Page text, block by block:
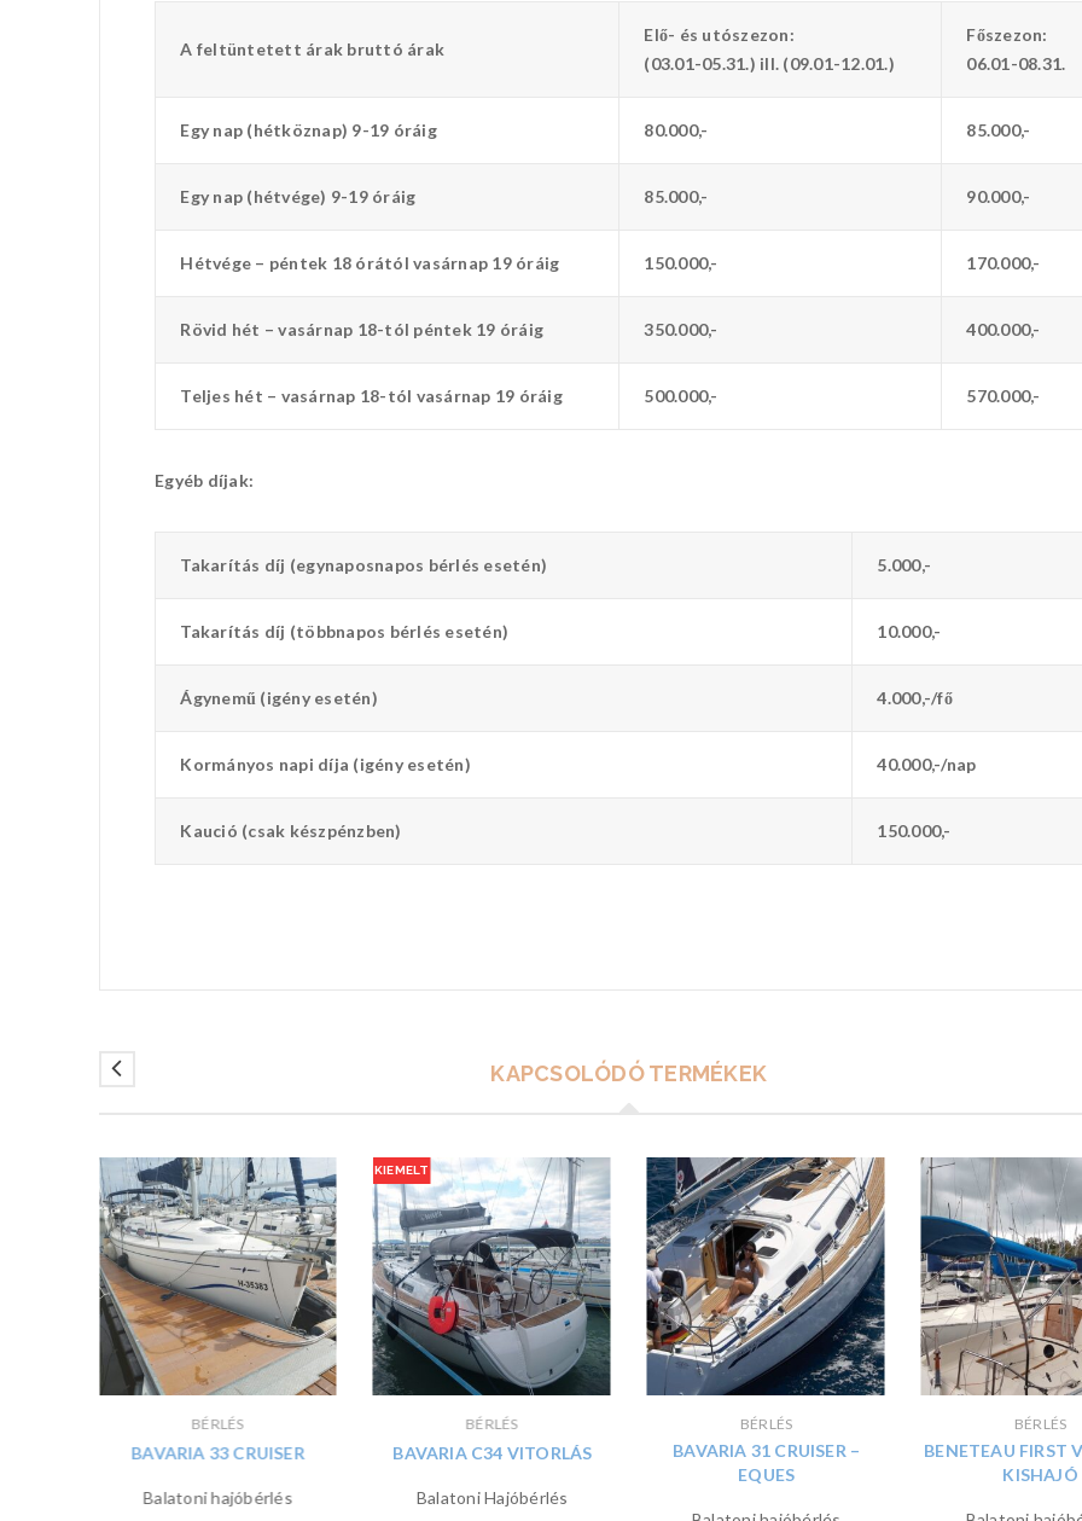
A feltüntetett árak bruttó árak
Elő- és utószezon:
(03.01-05.31.) ill. (09.01-12.01.)
Főszezon:
06.01-08.31.
Egy nap (hétköznap) 9-19 óráig 80.000,- 85.000,-
Egy nap (hétvége) 9-19 óráig 85.000,- 90.000,-
Hétvége – péntek 18 órától vasárnap 19 óráig 150.000,- 170.000,-
Rövid hét – vasárnap 18-tól péntek 19 óráig 350.000,- 400.000,-
Teljes hét – vasárnap 18-tól vasárnap 19 óráig 500.000,- 570.000,-
Egyéb díjak:
Takarítás díj (egynaposnapos bérlés esetén) 5.000,-
Takarítás díj (többnapos bérlés esetén) 10.000,-
Ágynemű (igény esetén) 4.000,-/fő
Kormányos napi díja (igény esetén) 40.000,-/nap
Kaució (csak készpénzben) 150.000,-
KAPCSOLÓDÓ TERMÉKEK
BÉRLÉS
BAVARIA 33 CRUISER
Balatoni hajóbérlés
KIEMELT
BÉRLÉS
BAVARIA C34 VITORLÁS
Balatoni Hajóbérlés
BÉRLÉS
BAVARIA 31 CRUISER –
EQUES
BÉRLÉS
BENETEAU FIRST
KISHAJÓ